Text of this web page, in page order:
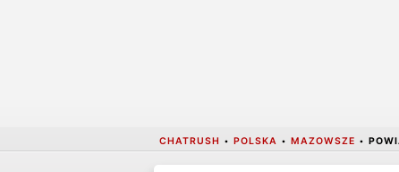
CHATRUSH • POLSKA • MAZOWSZE •